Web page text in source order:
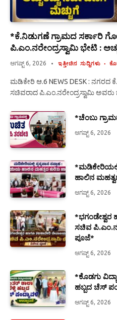
*ಕೆ.ನಿಡುಗಣೆ ಗ್ರಾಮದ ಸರ್ಕಾರಿ
ಪಿ.ಎಂ.ನರೇಂದ್ರಸ್ವಾಮಿ ಭೇಟಿ :
ಆಗಷ್ಟ್ 6, 2026 ಇತ್ತೀಚಿನ ಸುದ್ದಿಗಳು
ಮಡಿಕೇರಿ ಆ.6 NEWS DESK : ನಗರದ
ಸಚಿವರಾದ ಪಿ.ಎಂ.ನರೇಂದ್ರಸ್ವಾಮಿ
*ಚೆಂಬು
ಆಗಷ್ಟ್ 6, 2026
ಹಾಲಿನ
ಆಗಷ್ಟ್ 6, 2026
*ಭಗಂಡೇಶ್ವರ
ಸಚಿವ
ಪೂಜೆ*
ಆಗಷ್ಟ್ 6, 2026
*ಕೊಡಗು
ಹಬ್ಬದ ಚೆಸ್
ಆಗಷ್ಟ್ 6, 2026